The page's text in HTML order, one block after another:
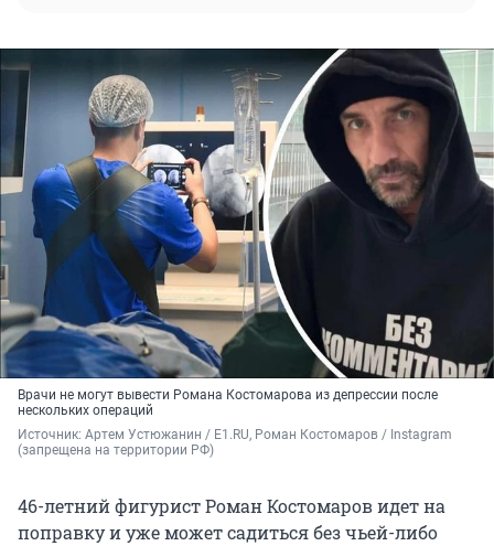
Врачи не могут вывести Романа Костомарова из депрессии после
нескольких операций
Источник: Артем Устюжанин / E1.RU, Роман Костомаров / Instagram
(запрещена на территории РФ)
46-летний фигурист Роман Костомаров идет на
поправку и уже может садиться без чьей-либо